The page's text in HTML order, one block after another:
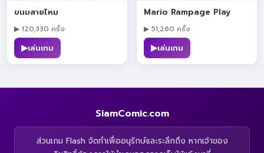
ขนมสายไหม
▶ 120,330 ครั้ง
▶เล่นเกม
Mario Rampage Play
▶ 51,260 ครั้ง
▶เล่นเกม
SiamComic.com
ส่วนเกม Flash จัดทำเพื่ออนุรักษ์และระลึกถึง หากเจ้าของ